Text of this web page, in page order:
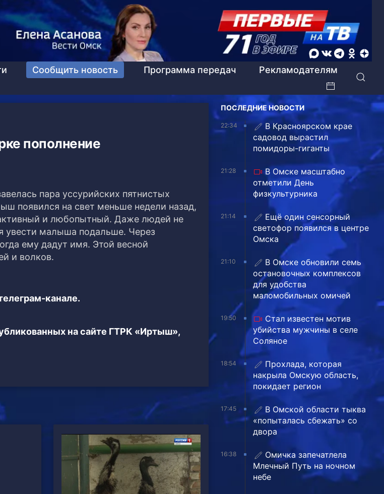
Сообщить новость Программа передач
Рекламодателям
пополнение
пара уссурийских пятнистых
появился на свет меньше недели назад,
и любопытный. Даже людей не
увести малыша подальше. Через
ему дадут имя. Этой весной
и волков.
канале.
на сайте ГТРК «Иртыш»,
ПОСЛЕДНИЕ НОВОСТИ
22:34
В Красноярском крае
садовод вырастил
помидоры-гиганты
21:28
В Омске масштабно
отметили День
физкультурника
21:14
Ещё один сенсорный
светофор появился в центре
Омска
21:10
В Омске обновили семь
остановочных комплексов
для удобства
маломобильных омичей
19:50
Стал известен мотив
убийства мужчины в селе
Соляное
18:54
Прохлада, которая
накрыла Омскую область,
покидает регион
17:45
В Омской области тыква
«попыталась сбежать» со
двора
16:38
Омичка запечатлела
Млечный Путь на ночном
небе